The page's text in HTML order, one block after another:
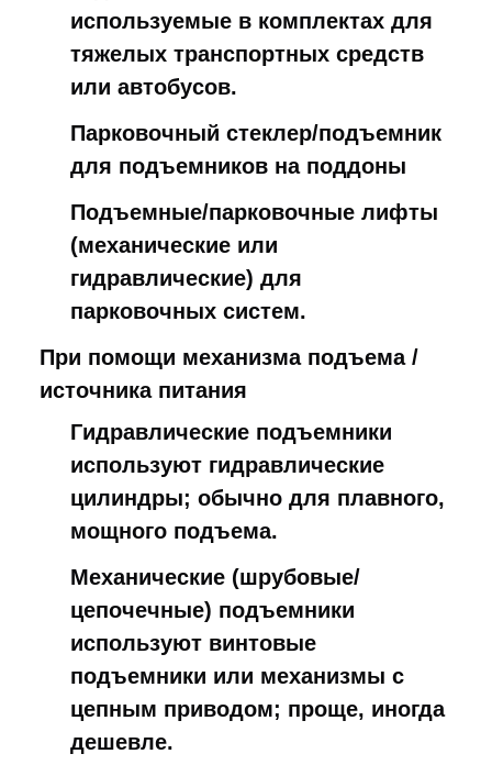
используемые в комплектах для
тяжелых транспортных средств
или автобусов.
Парковочный стеклер/подъемник
для подъемников на поддоны
Подъемные/парковочные лифты
(механические или
гидравлические) для
парковочных систем.
При помощи механизма подъема /
источника питания
Гидравлические подъемники
используют гидравлические
цилиндры; обычно для плавного,
мощного подъема.
Механические (шрубовые/
цепочечные) подъемники
используют винтовые
подъемники или механизмы с
цепным приводом; проще, иногда
дешевле.